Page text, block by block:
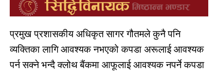
प्रमुख प्रशासकीय अधिकृत सागर गौतमले कुनै पनि
व्यक्तिका लागि आवश्यक नभएको कपडा अरूलाई आवश्यक
पर्न सक्ने भन्दै क्लोथ बैंकमा आफूलाई आवश्यक नपर्ने कपडा